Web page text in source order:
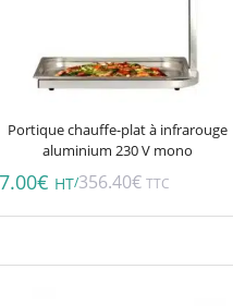
Portique chauffe-plat à infrarouge
aluminium 230 V mono
€ HT/356.40€ TTC